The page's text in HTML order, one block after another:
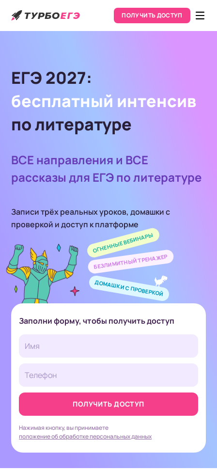
ПОЛУЧИТЬ ДОСТУП
ЕГЭ 2027:
бесплатный интенсив
по литературе
ВСЕ направления и ВСЕ
рассказы для ЕГЭ по литературе
Записи трёх реальных уроков, домашки с
проверкой и доступ к платформе
ОГНЕННЫЕ ВЕБИНАРЫ
БЕЗЛИМИТНЫЙ ТРЕНАЖЕР
ДОМАШКИ С ПРОВЕРКОЙ
Заполни форму, чтобы получитьдоступ
ПОЛУЧИТЬ ДОСТУП
Нажимая кнопку, вы принимаете
положение об обработке персональных данных